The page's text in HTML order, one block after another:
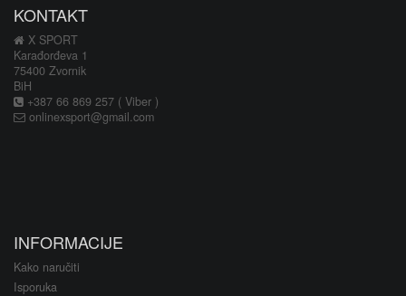
KONTAKT
X SPORT
Karađorđeva 1
75400 Zvornik
BiH
+387 66 869 257 ( Viber )
onlinexsport@gmail.com
INFORMACIJE
Kako naručiti
Isporuka